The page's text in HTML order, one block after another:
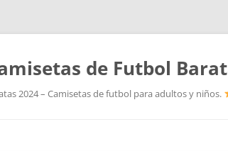
de Futbol
2024 – Camisetas de futbol para adultos y niños.